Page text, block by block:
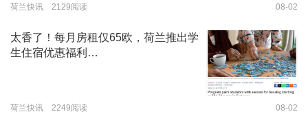
荷兰快讯 2129阅读 08-02
太香了！每月房租仅65欧，荷兰推出学
生住宿优惠福利…
荷兰快讯 2249阅读 08-02